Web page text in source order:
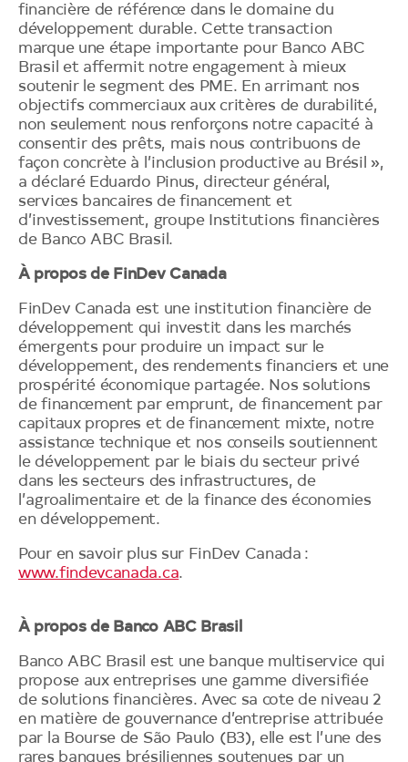
financière de référence dans le domaine du
développement durable. Cette transaction
marque une étape importante pour Banco ABC
Brasil et affermit notre engagement à mieux
soutenir le segment des PME. En arrimant nos
objectifs commerciaux aux critères de durabilité,
non seulement nous renforçons notre capacité à
consentir des prêts, mais nous contribuons de
façon concrète à l’inclusion productive au Brésil »,
a déclaré Eduardo Pinus, directeur général,
services bancaires de financement et
d’investissement, groupe Institutions financières
de Banco ABC Brasil.
À propos de FinDev Canada
FinDev Canada est une institution financière de
développement qui investit dans les marchés
émergents pour produire un impact sur le
développement, des rendements financiers et une
prospérité économique partagée. Nos solutions
de financement par emprunt, de financement par
capitaux propres et de financement mixte, notre
assistance technique et nos conseils soutiennent
le développement par le biais du secteur privé
dans les secteurs des infrastructures, de
l’agroalimentaire et de la finance des économies
en développement.
Pour en savoir plus sur FinDev Canada :
www.findevcanada.ca.
À propos de Banco ABC Brasil
Banco ABC Brasil est une banque multiservice qui
propose aux entreprises une gamme diversifiée
de solutions financières. Avec sa cote de niveau 2
en matière de gouvernance d’entreprise attribuée
par la Bourse de São Paulo (B3), elle est l’une des
rares banques brésiliennes soutenues par un